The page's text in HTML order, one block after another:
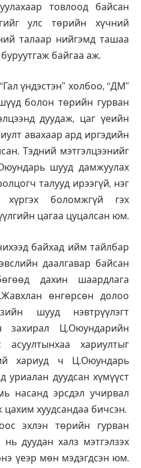
товлоод байсан
улс төрийн хүчний
талаар нийгэмд ташаа
байгаа аж.
үндэстэн” холбоо, “ДМ”
болон төрийн гурван
дуудаж, цаг үеийн
авахаар ард иргэдийн
Тэдний мэтгэлцээнийг
шууд дамжуулах
талууд ирээгүй, нэг
боломжгүй гэх
цагаа цуцалсан юм.
байхад ийм тайлбар
даалгавар байсан
дахин шаардлага
өнгөрсөн долоо
шууд нэвтрүүлэгт
захирал Ц.Оюундарийн
асуултынхаа хариултыг
хариуд ч Ц.Оюундарь
уриалан дуудсан хүмүүст
насанд эрсдэл учирвал
хуудсандаа бичсэн.
эхлэн төрийн гурван
дуудан халз мэтгэлзэх
үеэр мөн мэдэгдсэн юм.